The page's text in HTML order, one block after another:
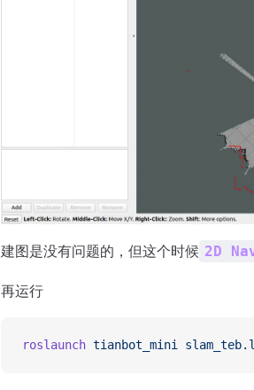
建图是没有问题的，但这个时候 2D
再运行
roslaunch tianbot_mini